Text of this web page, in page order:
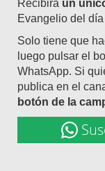
Recibirá un
Evangelio del
Solo tiene que
luego pulsar el
WhatsApp. Si
publica en el
botón de la